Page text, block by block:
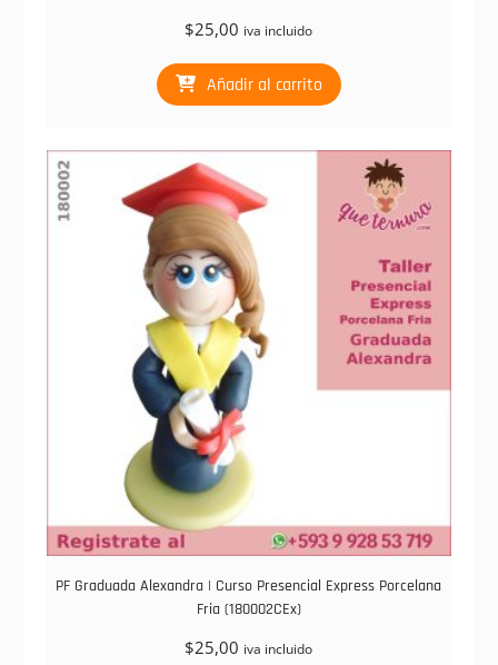
$25,00 iva incluido
Añadir al carrito
PF Graduada Alexandra | Curso Presencial Express Porcelana
Fria (180002CEx)
$25,00 iva incluido